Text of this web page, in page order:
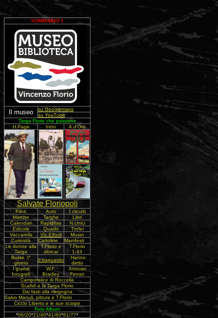
SOMMARIO 1
Il museo
su Googlemaps
su YouTube
Targa Florio che passione
H.Page
Intro A.d'Oro
Salvate Floriopoli
Piloti Auto
I circuiti
Marche
Targhe
Libri
Calendari
Rapiditas
N.Unici
Edicola
Quadri
Trofei
Vaccarella
Vic Elford
Musei
Curiosità
Cartoline
Manifesti
Le donne alla
Targa
T.Florio e
slotcar
T.Florio
1:43
Buste I°
giorno
Il traguardo
Hanno
detto
I grandi
fotografi
W.F.
Bradley
Annuari
Ferrari
Campofelice di Roccella
Scafidi e la Targa Florio
Dai fasti alla vergogna
Salvo Manuli, pittura e T.Florio
Ciccio Liberto e le sue scarpe
Foto Album
*06/20*21/40*41/60*61/77*